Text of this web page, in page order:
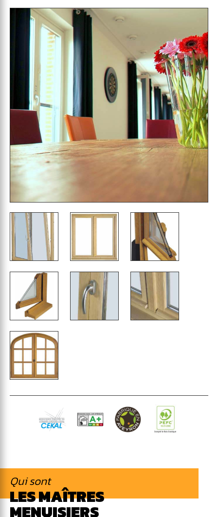
cette porte-fenêtre bois Léna 46 propose des
prestations de qualité à un prix économique. De
nombreuses options de personnalisation sont
disponibles : vitrages décoratifs, petits bois
intégrés dans le vitrage, crémones et caches-
fiches de tous styles… N’hésitez pas à consulter
le vaste choix de combinaisons possibles. Pour
vous aider à faire votre choix de façon efficace
en disposant des informations nécessaires, nous
vous offrons toutes les données techniques
relatives à cette porte-fenêtre bois Léna 46 en
notre possession. Plans de réservation, PV de
menuiserie... vous disposez en quelques
secondes des informations nécessaires à un
achat en toute sérénité.
Les Maîtres Menuisiers livrent sur toute la France
selon nos conditions générales et vous
proposent leur service de prise de dimensions
Rochefort ainsi que La Rochelle, Saintes, Royan
et les îles de Ré et d’Oléron.
Qui sont
LES MAÎTRES
MENUISIERS